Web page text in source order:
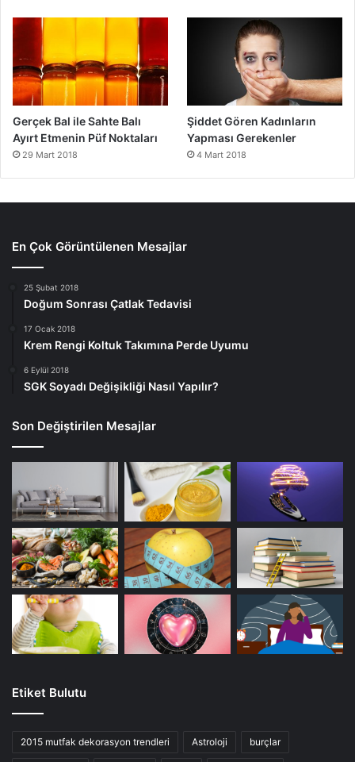
Gerçek Bal ile Sahte Balı
Ayırt Etmenin Püf Noktaları
29 Mart 2018
Şiddet Gören Kadınların
Yapması Gerekenler
4 Mart 2018
En Çok Görüntülenen Mesajlar
25 Şubat 2018
Doğum Sonrası Çatlak Tedavisi
17 Ocak 2018
Krem Rengi Koltuk Takımına Perde Uyumu
6 Eylül 2018
SGK Soyadı Değişikliği Nasıl Yapılır?
Son Değiştirilen Mesajlar
Etiket Bulutu
2015 mutfak dekorasyon trendleri Astroloji burçlar